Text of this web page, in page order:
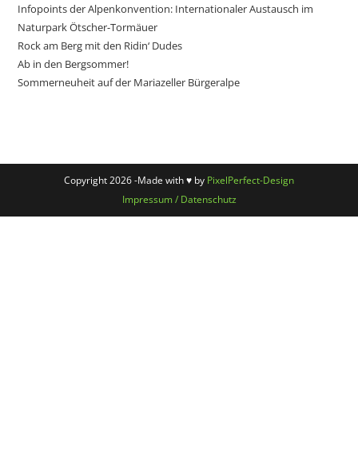
Infopoints der Alpenkonvention: Internationaler Austausch im
Naturpark Ötscher-Tormäuer
Rock am Berg mit den Ridin‘ Dudes
Ab in den Bergsommer!
Sommerneuheit auf der Mariazeller Bürgeralpe
Copyright 2026 -Made with ♥ by PixelPerfect-Design
Impressum / Datenschutz